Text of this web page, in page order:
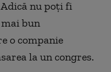
nu poți fi
bun
o companie
la un congres.